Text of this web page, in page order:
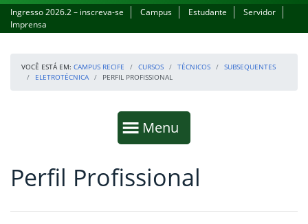
Ingresso 2026.2 – inscreva-se Campus Estudante
Servidor
Imprensa
VOCÊ ESTÁ EM: CAMPUS RECIFE CURSOS TÉCNICOS
SUBSEQUENTES
ELETROTÉCNICA
PERFIL PROFISSIONAL
Mostrar
Menu
Fim da navegação
Início do conteúdo
Perfil Profissional